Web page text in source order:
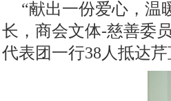
“献出一份爱心，温
长，商会文体-慈善委
代表团一行38人抵达